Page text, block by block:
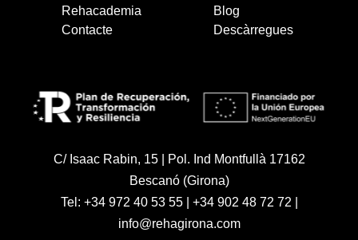
Rehacademia
Blog
Contacte
Descàrregues
C/ Isaac Rabin, 15 | Pol. Ind Montfullà 17162
Bescanó (Girona)
Tel: +34 972 40 53 55| +34 902 48 72 72
info@rehagirona.com